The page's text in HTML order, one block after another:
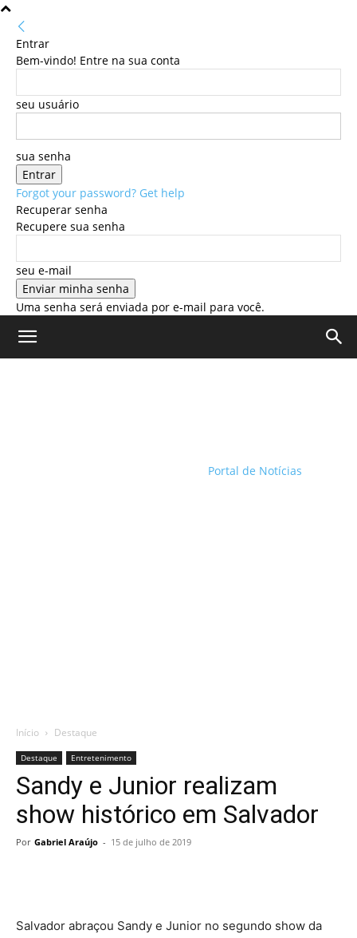
Entrar
Bem-vindo! Entre na sua conta
seu usuário
sua senha
Forgot your password? Get help
Recuperar senha
Recupere sua senha
seu e-mail
Uma senha será enviada por e-mail para você.
Portal de Notícias
Início Destaque
Destaque Entretenimento
Sandy e Junior realizam
show histórico em Salvador
Por Gabriel Araújo - 15 de julho de 2019
Salvador abraçou Sandy e Junior no segundo show da